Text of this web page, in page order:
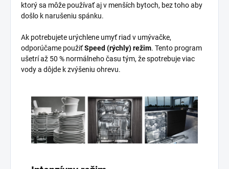
ktorý sa môže používať aj v menších bytoch, bez toho aby
došlo k narušeniu spánku.
Ak potrebujete urýchlene umyť riad v umývačke,
odporúčame použiťSpeed (rýchly) režim. Tento program
ušetrí až 50 % normálneho času tým, že spotrebuje viac
vody a dôjde k zvýšeniu ohrevu.